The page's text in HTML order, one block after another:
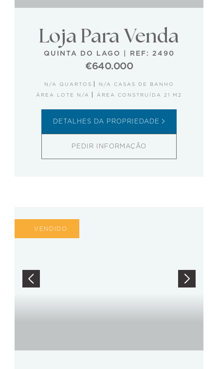
Loja Para Venda
QUINTA DO LAGO REF: 2490
€640.000
N/A QUARTOS
N/A CASAS DE BANHO
ÁREA LOTE N/A
ÁREA CONSTRUÍDA 21 M2
DETALHES DA PROPRIEDADE
PEDIR INFORMAÇÃO
VENDIDO